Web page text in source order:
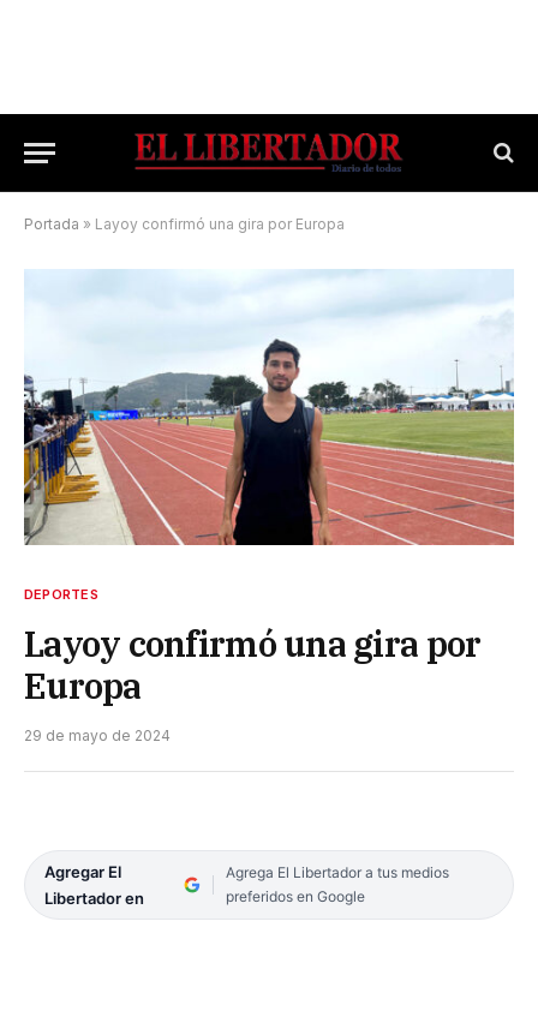
Portada » Layoy confirmó una gira por Europa
DEPORTES
Layoy confirmó una gira por
Europa
29 de mayo de 2024
Agregar El
Libertador en
Agrega El Libertador a tus medios
preferidos en Google